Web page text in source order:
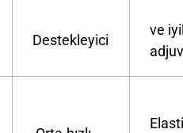
Destekleyici
ve